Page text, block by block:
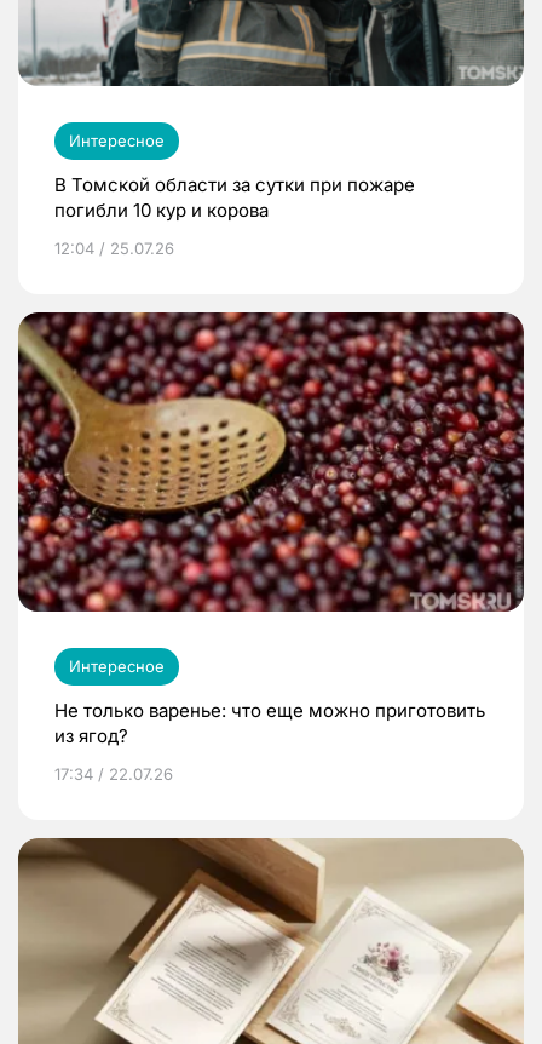
Интересное
В Томской области за сутки при пожаре
погибли 10 кур и корова
12:04 / 25.07.26
Интересное
Не только варенье: что еще можно приготовить
из ягод?
17:34 / 22.07.26